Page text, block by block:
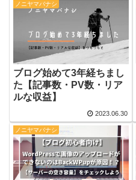
ノニヤマバナシ
ブログ始めて3年経ちまし
た【記事数・PV数・リア
ルな収益】
2023.06.30
ノニヤマバナシ